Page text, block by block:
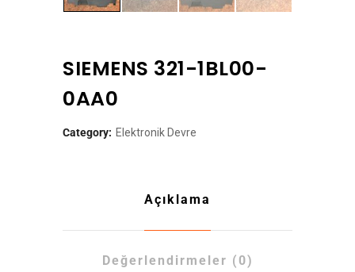
SIEMENS 321-1BL00-
0AA0
Category: Elektronik Devre
Açıklama
Değerlendirmeler (0)